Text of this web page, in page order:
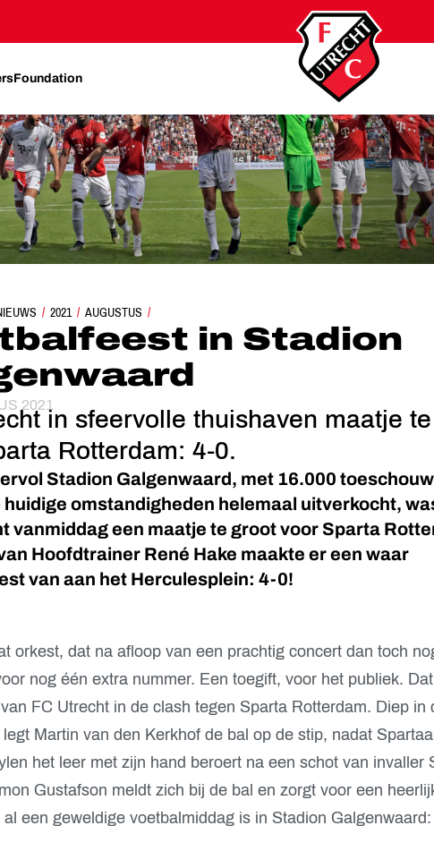
Foundation
2021 AUGUSTUS
VOETBALFEEST IN STADION GALGENWAARD
in Stadion
2021
in sfeervolle thuishaven maatje
Rotterdam: 4-0.
Stadion Galgenwaard, met 16.000
huidige omstandigheden helemaal uitverkocht,
vanmiddag een maatje te groot voor Sparta
Hoofdtrainer René Hake maakte er een waar
van aan het Herculesplein: 4-0!
orkest, dat na afloop van een prachtig concert dan toch
nog één extra nummer. Een toegift, voor het publiek.
FC Utrecht in de clash tegen Sparta Rotterdam. Diep in
Martin van den Kerkhof de bal op de stip, nadat
het leer met zijn hand beroert na een schot van invaller
Gustafson meldt zich bij de bal en zorgt voor een
een geweldige voetbalmiddag is in Stadion Galgenwaard: